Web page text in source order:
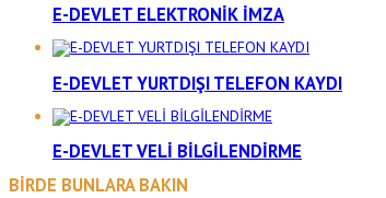
E-DEVLET ELEKTRONİK İMZA
E-DEVLET YURTDIŞI TELEFON KAYDI
E-DEVLET VELİ BİLGİLENDİRME
BİRDE BUNLARA BAKIN